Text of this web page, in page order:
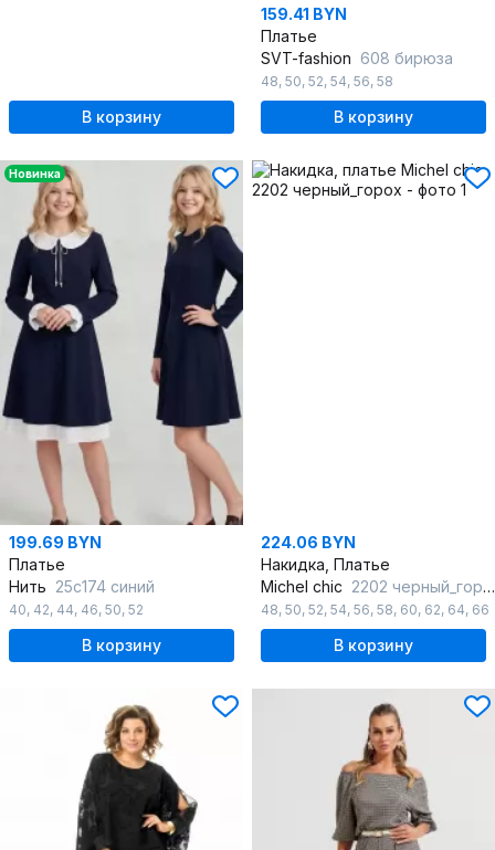
В корзину
159.41 BYN
Платье
SVT-fashion 608 бирюза
48, 50, 52, 54, 56, 58
В корзину
Новинка
199.69 BYN
Платье
Нить 25с174 синий
40, 42, 44, 46, 50, 52
В корзину
224.06 BYN
Накидка, Платье
Michel chic 2202 черный_горох
48, 50, 52, 54, 56, 58, 60, 62, 64, 66
В корзину